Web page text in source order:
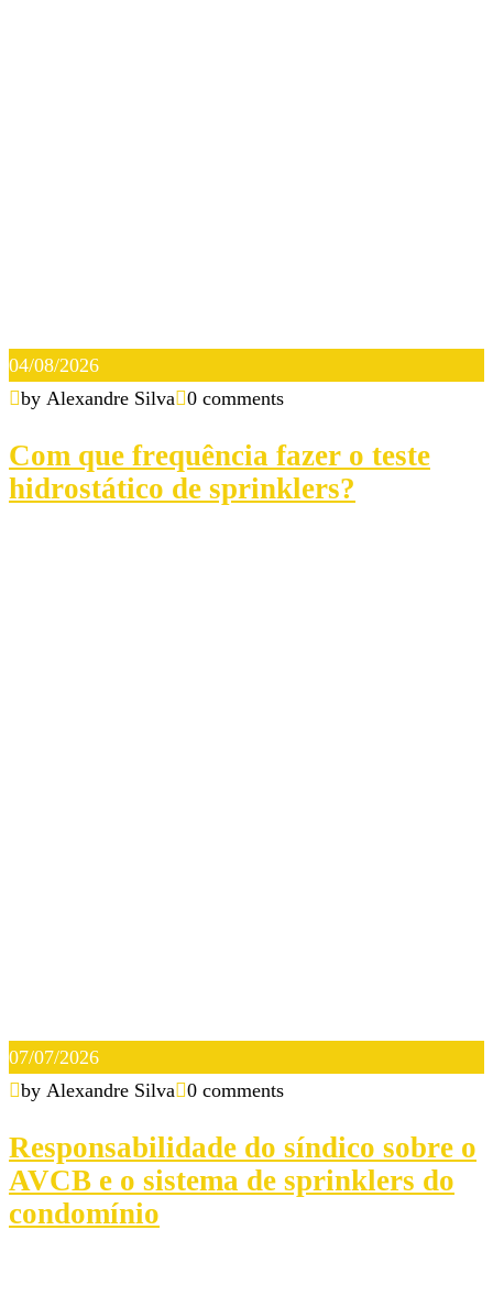
04/08/2026
by Alexandre Silva 0 comments
Com que frequência fazer o teste
hidrostático de sprinklers?
07/07/2026
by Alexandre Silva 0 comments
Responsabilidade do síndico sobre o
AVCB e o sistema de sprinklers do
condomínio